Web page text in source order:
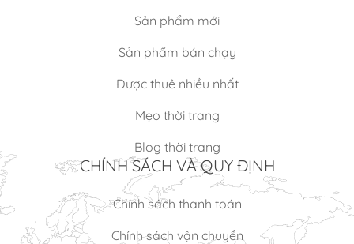
Sản phẩm mới
Sản phẩm bán chạy
Được thuê nhiều nhất
Mẹo thời trang
Blog thời trang
CHÍNH SÁCH VÀ QUY ĐỊNH
Chính sách thanh toán
Chính sách vận chuyển